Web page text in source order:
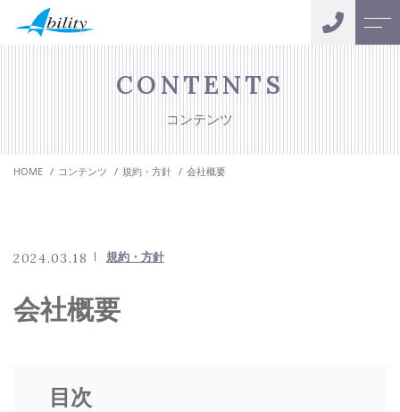
アビリティについて
サポートメニュー
キャンペーン
CONTENTS
コンテンツ
HOME コンテンツ 規約・方針 会社概要
2024.03.18 規約・方針
会社概要
目次